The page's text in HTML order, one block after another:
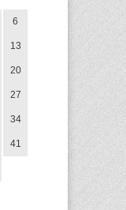
6
13
20
27
34
41